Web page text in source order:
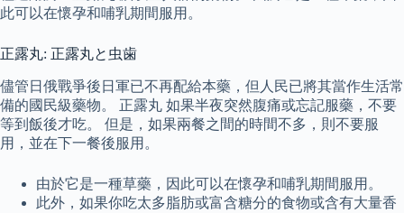
此可以在懷孕和哺乳期間服用。
正露丸: 正露丸と虫歯
儘管日俄戰爭後日軍已不再配給本藥，但人民已將其當作生活常
備的國民級藥物。 正露丸 如果半夜突然腹痛或忘記服藥，不要
等到飯後才吃。 但是，如果兩餐之間的時間不多，則不要服
用，並在下一餐後服用。
由於它是一種草藥，因此可以在懷孕和哺乳期間服用。
此外，如果你吃太多脂肪或富含糖分的食物或含有大量香